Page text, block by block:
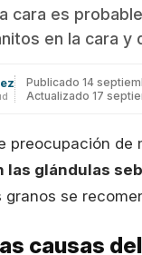
cara es
en la cara y
Publicado 14
Actualizado 17
preocupación de
las glándulas
granos se
causas